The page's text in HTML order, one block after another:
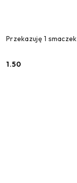
Przekazuję 1 smaczek
Cena:
1.50